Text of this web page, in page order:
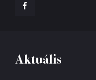
Aktuális